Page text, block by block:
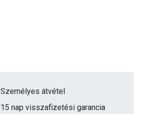
Személyes átvétel
15 nap visszafizetési garancia